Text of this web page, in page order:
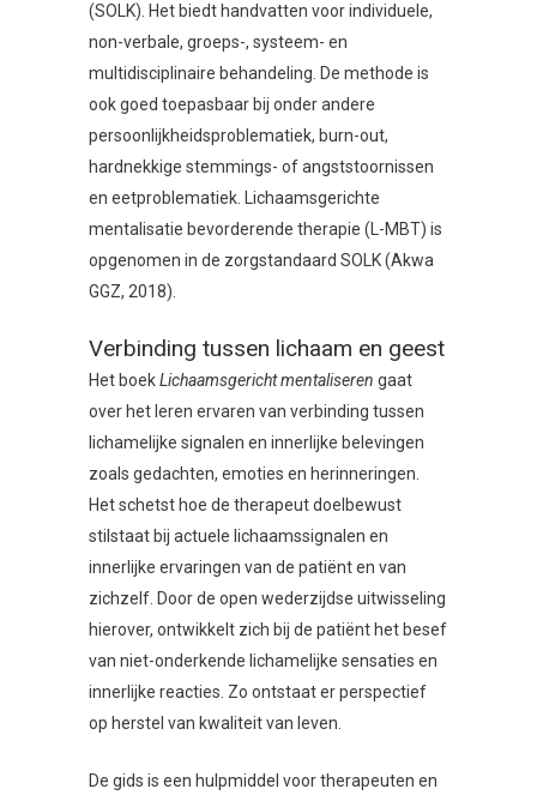
(SOLK). Het biedt handvatten voor individuele,
non-verbale, groeps-, systeem- en
multidisciplinaire behandeling. De methode is
ook goed toepasbaar bij onder andere
persoonlijkheidsproblematiek, burn-out,
hardnekkige stemmings- of angststoornissen
en eetproblematiek. Lichaamsgerichte
mentalisatie bevorderende therapie (L-MBT) is
opgenomen in de zorgstandaard SOLK (Akwa
GGZ, 2018).
Verbinding tussen lichaam en geest
Het boekLichaamsgericht mentaliseren gaat
over het leren ervaren van verbinding tussen
lichamelijke signalen en innerlijke belevingen
zoals gedachten, emoties en herinneringen.
Het schetst hoe de therapeut doelbewust
stilstaat bij actuele lichaamssignalen en
innerlijke ervaringen van de patiënt en van
zichzelf. Door de open wederzijdse uitwisseling
hierover, ontwikkelt zich bij de patiënt het besef
van niet-onderkende lichamelijke sensaties en
innerlijke reacties. Zo ontstaat er perspectief
op herstel van kwaliteit van leven.
De gids is een hulpmiddel voor therapeuten en